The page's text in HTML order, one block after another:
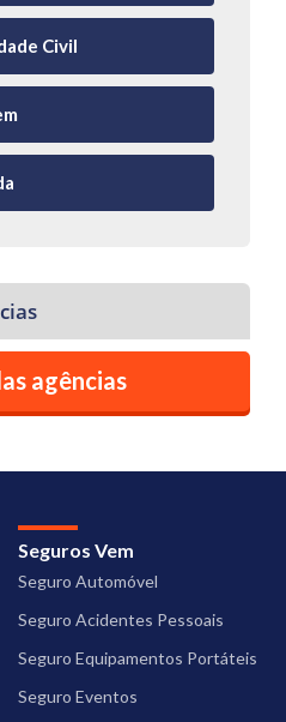
Civil
agências
Seguros Vem
Seguro Automóvel
Seguro Acidentes Pessoais
Seguro Equipamentos Portáteis
Seguro Eventos